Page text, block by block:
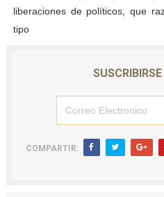
liberaciones de políticos, que
tipo
COMPARTIR: